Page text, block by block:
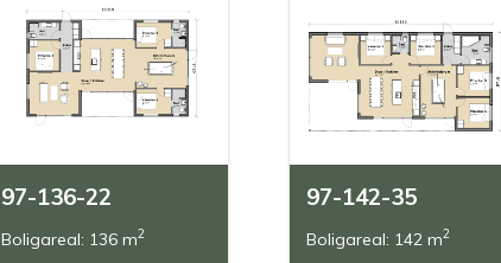
97-136-22
Boligareal: 136 m2
97-142-35
Boligareal: 142 m2